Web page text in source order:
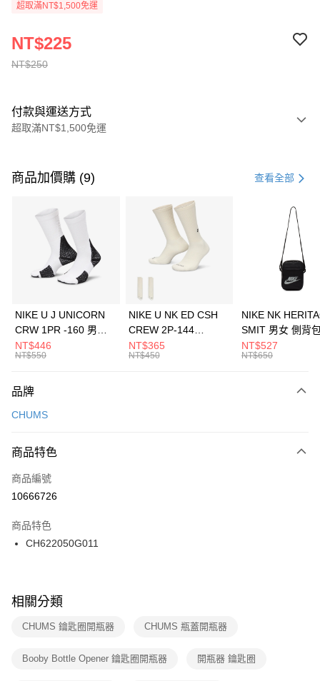
超取滿NT$1,500免運
NT$250
NT$225
付款與運送方式
超取滿NT$1,500免運
信用卡一次付款
3 期 0 利率 每期 21家銀行
合作金庫商業銀行
第一商業銀行
華南商業銀行
彰化商業銀行
上海商業儲蓄銀行
元大商業銀行
台灣樂天信用卡公司
Apple Pay
全盈+PAY
AFTEE先享後付
【關於「AFTEE先享後付」】
便利好安心！
３．安心：先確認商品／服務後，再付款。
【「AFTEE先享後付」結帳流程】
１．於結帳方式選擇「AFTEE先享後付」後，將跳轉至「AFTEE先享後付」
２．訂單成立數日內，您將收到繳費通知簡訊。
３．收到繳費通知簡訊後14天內，點擊此簡訊中的連結，可透過四大超商／
ATM／網路銀行／等多元方式進行付款，方視為交易完成。
※ 交易是否成功請以「AFTEE先享後付 」之結帳頁面顯示為準，若有關於
是否繳費成功／繳費後需取消欲退款等相關疑問，請聯繫「AFTEE先享後付
客戶支援中心」https://netprotections.freshdesk.com/support/home
１．透過由恩沛科技股份有限公司提供之「AFTEE先享後付」服務完成之交
運送方式
每筆NT$100，滿NT$1,500(含以上)免運費
宅配
每筆NT$100，滿NT$1,500(含以上)免運費
付款後門市自取
每筆NT$100，滿NT$1,500(含以上)免運費
商品加價購 (9) 查看全部
NIKE U J UNICORN
CRW 1PR -160 男女
中統襪 FZ3393100
NT$446
NT$550
NIKE U NK ED CSH
CREW 2P-144
EMBRDY 男女 短統襪
FZ3073133
NT$365
NT$450
NIKE NK
SMIT 男女 側背
BA5871010
NT$527
NT$650
品牌
CHUMS
商品特色
商品編號
10666726
商品特色
CH622050G011
相關分類
CHUMS 鑰匙圈開瓶器 CHUMS 瓶蓋開瓶器
Booby Bottle Opener 鑰匙圈開瓶器 開瓶器 鑰匙圈